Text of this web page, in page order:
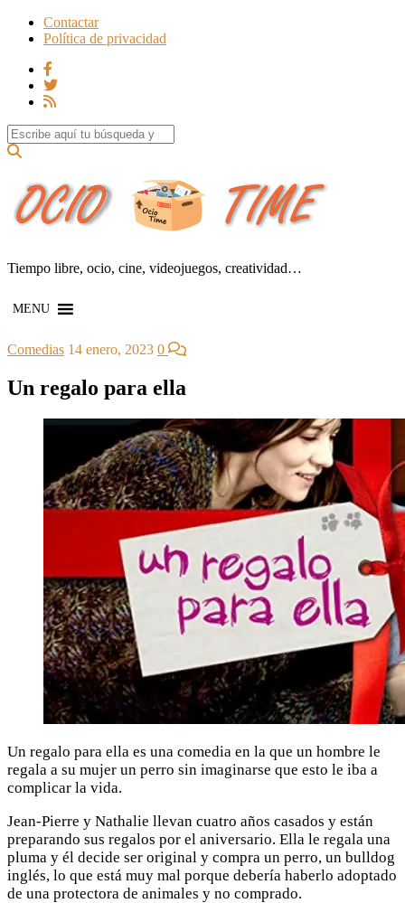
Contactar
Política de privacidad
Search for:
Tiempo libre, ocio, cine, videojuegos, creatividad…
MENU
Comedias 14 enero, 2023 0
Un regalo para ella
Un regalo para ella es una comedia en la que un hombre le
regala a su mujer un perro sin imaginarse que esto le iba a
complicar la vida.
Jean-Pierre y Nathalie llevan cuatro años casados y están
preparando sus regalos por el aniversario. Ella le regala una
pluma y él decide ser original y compra un perro, un bulldog
inglés, lo que está muy mal porque debería haberlo adoptado
de una protectora de animales y no comprado.